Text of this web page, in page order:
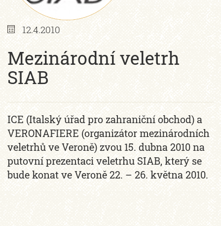
12.4.2010
Mezinárodní veletrh
SIAB
ICE (Italský úřad pro zahraniční obchod) a
VERONAFIERE (organizátor mezinárodních
veletrhů ve Veroně) zvou 15. dubna 2010 na
putovní prezentaci veletrhu SIAB, který se
bude konat ve Veroně 22. – 26. května 2010.